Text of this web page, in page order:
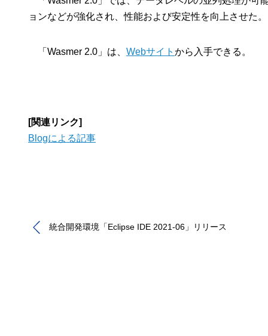
ョンなどが強化され、性能および安定性を向上させた
「Wasmer 2.0」は、 Webサイト から入手できる。
[関連リンク]
Blogによる記事
統合開発環境「Eclipse IDE 2021-06」リリース